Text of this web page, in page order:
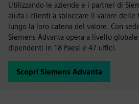
Utilizzando le aziende e i partner di
aiuta i clienti a sbloccare il valore delle
lungo la loro catena del valore. Con
Siemens Advanta opera a livello
dipendenti in 18 Paesi e 47 uffici.
Scopri Siemens Advanta